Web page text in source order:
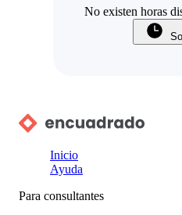
No existen horas
Inicio
Ayuda
Para consultantes